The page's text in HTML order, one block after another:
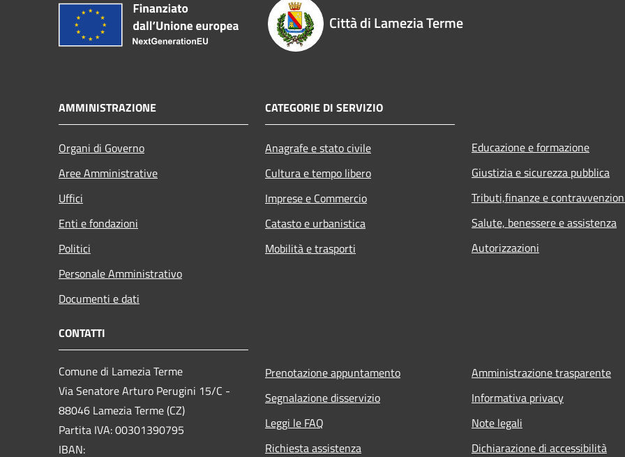
Città di Lamezia Terme
AMMINISTRAZIONE
Organi di Governo
Aree Amministrative
Uffici
Enti e fondazioni
Politici
Personale Amministrativo
Documenti e dati
CATEGORIE DI SERVIZIO
Anagrafe e stato civile
Cultura e tempo libero
Imprese e Commercio
Catasto e urbanistica
Mobilità e trasporti
Educazione e formazione
Giustizia e sicurezza pubblica
Tributi,finanze e
Salute, benessere e assistenza
Autorizzazioni
CONTATTI
Comune di Lamezia Terme
Via Senatore Arturo Perugini 15/C -
88046 Lamezia Terme (CZ)
Partita IVA: 00301390795
IBAN:
Prenotazione appuntamento
Segnalazione disservizio
Leggi le FAQ
Richiesta assistenza
Amministrazione trasparente
Informativa privacy
Note legali
Dichiarazione di accessibilità